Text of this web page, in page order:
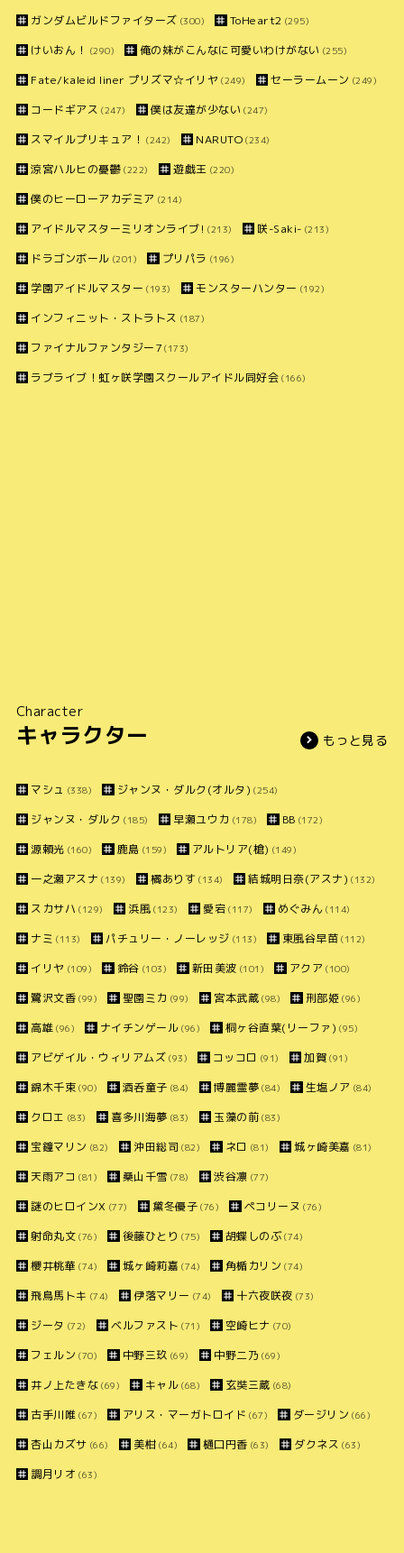
ガンダムビルドファイターズ (300) ToHeart2 (295)
けいおん！ (290) 俺の妹がこんなに可愛いわけがない (255)
Fate/kaleid liner プリズマ☆イリヤ (249) セーラームーン (249)
コードギアス (247) 僕は友達が少ない (247)
スマイルプリキュア！ (242) NARUTO (234)
涼宮ハルヒの憂鬱 (222) 遊戯王 (220)
僕のヒーローアカデミア (214)
アイドルマスターミリオンライブ! (213) 咲-Saki- (213)
ドラゴンボール (201) プリパラ (196)
学園アイドルマスター (193) モンスターハンター (192)
インフィニット・ストラトス (187)
ファイナルファンタジー7 (173)
ラブライブ！虹ヶ咲学園スクールアイドル同好会 (166)
Character
キャラクター もっと見る
マシュ (338) ジャンヌ・ダルク(オルタ) (254)
ジャンヌ・ダルク (185) 早瀬ユウカ (178) BB (172)
源頼光 (160) 鹿島 (159) アルトリア(槍) (149)
一之瀬アスナ (139) 橘ありす (134) 結城明日奈(アスナ) (132)
スカサハ (129) 浜風 (123) 愛宕 (117) めぐみん (114)
ナミ (113) パチュリー・ノーレッジ (113) 東風谷早苗 (112)
イリヤ (109) 鈴谷 (103) 新田美波 (101) アクア (100)
鷺沢文香 (99) 聖園ミカ (99) 宮本武蔵 (98) 刑部姫 (96)
高雄 (96) ナイチンゲール (96) 桐ヶ谷直葉(リーファ) (95)
アビゲイル・ウィリアムズ (93) コッコロ (91) 加賀 (91)
錦木千束 (90) 酒呑童子 (84) 博麗霊夢 (84) 生塩ノア (84)
クロエ (83) 喜多川海夢 (83) 玉藻の前 (83)
宝鐘マリン (82) 沖田総司 (82) ネロ (81) 城ヶ崎美嘉 (81)
天雨アコ (81) 桑山千雪 (78) 渋谷凛 (77)
謎のヒロインX (77) 黛冬優子 (76) ペコリーヌ (76)
射命丸文 (76) 後藤ひとり (75) 胡蝶しのぶ(74)
櫻井桃華 (74) 城ヶ崎莉嘉 (74) 角楯カリン (74)
飛鳥馬トキ (74) 伊落マリー (74) 十六夜咲夜 (73)
ジータ (72) ベルファスト (71) 空崎ヒナ (70)
フェルン (70) 中野三玖 (69) 中野二乃 (69)
井ノ上たきな (69) キャル (68) 玄奘三蔵 (68)
古手川唯 (67) アリス・マーガトロイド (67) ダージリン (66)
杏山カズサ (66) 美柑 (64) 樋口円香 (63) ダクネス (63)
調月リオ (63)